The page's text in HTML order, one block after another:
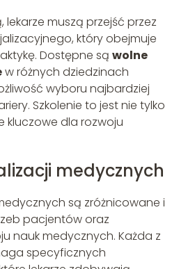
muszą przejść przez
który obejmuje
Dostępne są wolne
w różnych dziedzinach
wyboru najbardziej
Szkolenie to jest nie tylko
kluczowe dla rozwoju
medycznych
są zróżnicowane i
pacjentów oraz
nauk medycznych. Każda z
specyficznych